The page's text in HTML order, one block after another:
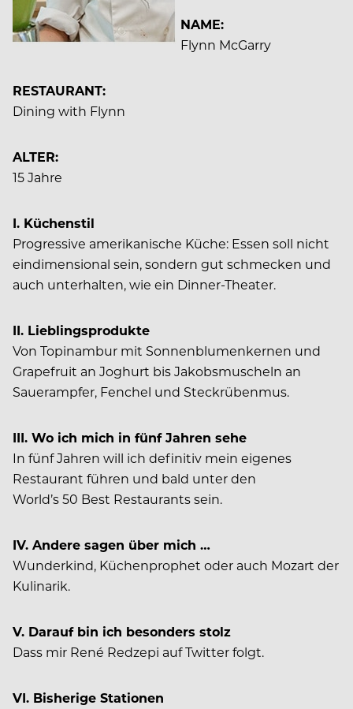
NAME:
Flynn McGarry
RESTAURANT:
Dining with Flynn
ALTER:
15 Jahre
I. Küchenstil
Progressive amerikanische Küche: Essen soll nicht
eindimensional sein, sondern gut schmecken und
auch unterhalten, wie ein Dinner-Theater.
II. Lieblingsprodukte
Von Topinambur mit Sonnenblumenkernen und
Grapefruit an Joghurt bis Jakobsmuscheln an
Sauerampfer, Fenchel und Steckrübenmus.
III. Wo ich mich in fünf Jahren sehe
In fünf Jahren will ich definitiv mein eigenes
Restaurant führen und bald unter den
World’s 50 Best Restaurants sein.
IV. Andere sagen über mich …
Wunderkind, Küchenprophet oder auch Mozart der
Kulinarik.
V. Darauf bin ich besonders stolz
Dass mir René Redzepi auf Twitter folgt.
VI. Bisherige Stationen